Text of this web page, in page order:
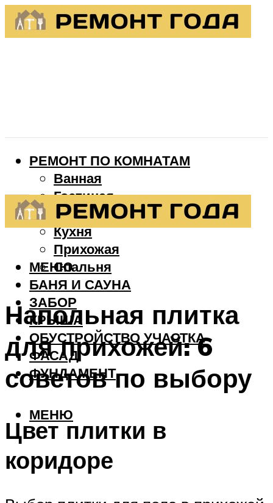
РЕМОНТ ПО КОМНАТАМ
Ванная
Гостиная
Детская
Кухня
Прихожая
Спальня
БАНЯ И САУНА
ЗАБОР
КРЫША
ОБУСТРОЙСТВО УЧАСТКА
ФАСАД
ФУНДАМЕНТ
МЕНЮ
МЕНЮ
Напольная плитка
для прихожей: 6
советов по выбору
Цвет плитки в
коридоре